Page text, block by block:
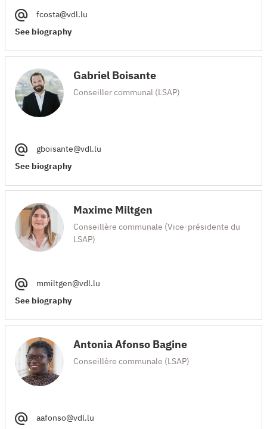
fcosta@vdl.lu
See biography
Gabriel Boisante
Conseiller communal (LSAP)
gboisante@vdl.lu
See biography
Maxime Miltgen
Conseillère communale (Vice-présidente du
LSAP)
mmiltgen@vdl.lu
See biography
Antonia Afonso Bagine
Conseillère communale (LSAP)
aafonso@vdl.lu